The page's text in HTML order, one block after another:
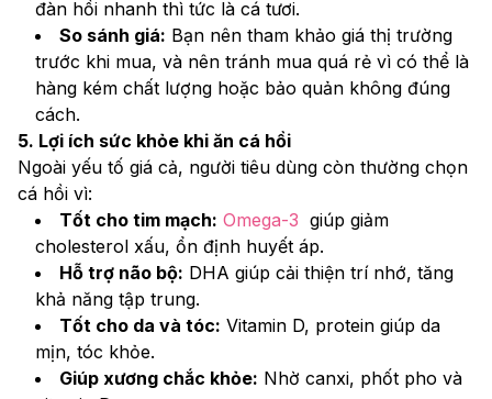
đàn hồi nhanh thì tức là cá tươi.
So sánh giá: Bạn nên tham khảo giá thị trường
trước khi mua, và nên tránh mua quá rẻ vì có thể là
hàng kém chất lượng hoặc bảo quản không đúng
cách.
5. Lợi ích sức khỏe khi ăn cá hồi
Ngoài yếu tố giá cả, người tiêu dùng còn thường chọn
cá hồi vì:
Tốt cho tim mạch: Omega-3
  giúp giảm
cholesterol xấu, ổn định huyết áp.
Hỗ trợ não bộ: DHA giúp cải thiện trí nhớ, tăng
khả năng tập trung.
Tốt cho da và tóc: Vitamin D, protein giúp da
mịn, tóc khỏe.
Giúp xương chắc khỏe: Nhờ canxi, phốt pho và